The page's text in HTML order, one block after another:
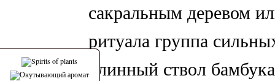
сакральным деревом
ритуала группа
длинный ствол